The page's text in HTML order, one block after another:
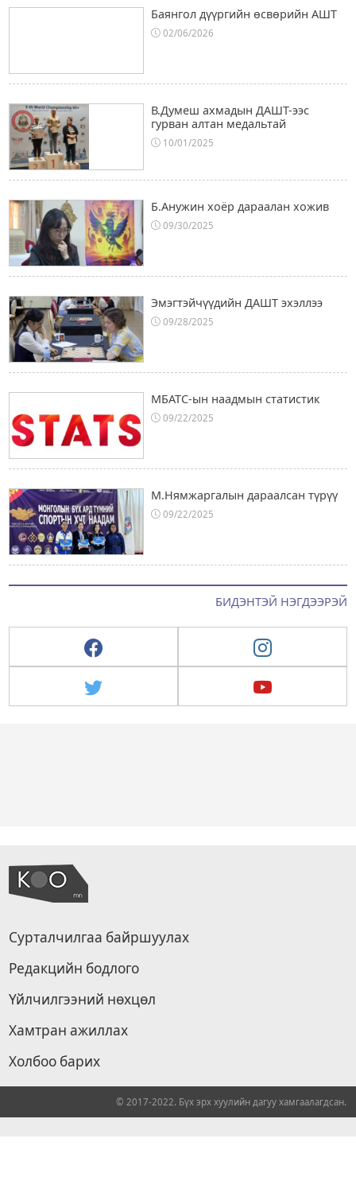
Баянгол дүүргийн өсвөрийн АШТ
02/06/2026
В.Думеш ахмадын ДАШТ-ээс
гурван алтан медальтай
10/01/2025
Б.Анужин хоёр дараалан хожив
09/30/2025
Эмэгтэйчүүдийн ДАШТ эхэллээ
09/28/2025
МБАТС-ын наадмын статистик
09/22/2025
М.Нямжаргалын дараалсан түрүү
09/22/2025
БИДЭНТЭЙ НЭГДЭЭРЭЙ
Сурталчилгаа байршуулах
Редакцийн бодлого
Үйлчилгээний нөхцөл
Хамтран ажиллах
Холбоо барих
© 2017-2022. Бүх эрх хуулийн дагуу хамгаалагдсан.